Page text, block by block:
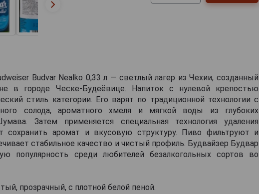
Budvar Nealko 0,33 л — светлый лагер из Чехии, созданный
в городе Ческе-Будеёвице. Напиток с нулевой крепостью
стиль категории. Его варят по традиционной технологии с
солода, ароматного хмеля и мягкой воды из глубоких
Затем применяется специальная технология удаления
сохранить аромат и вкусовую структуру. Пиво фильтруют и
стабильное качество и чистый профиль. Будвайзер Будвар
популярность среди любителей безалкогольных сортов во
прозрачный, с плотной белой пеной.